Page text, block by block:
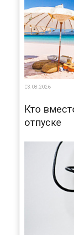
03.08.2026
Кто
отпуске